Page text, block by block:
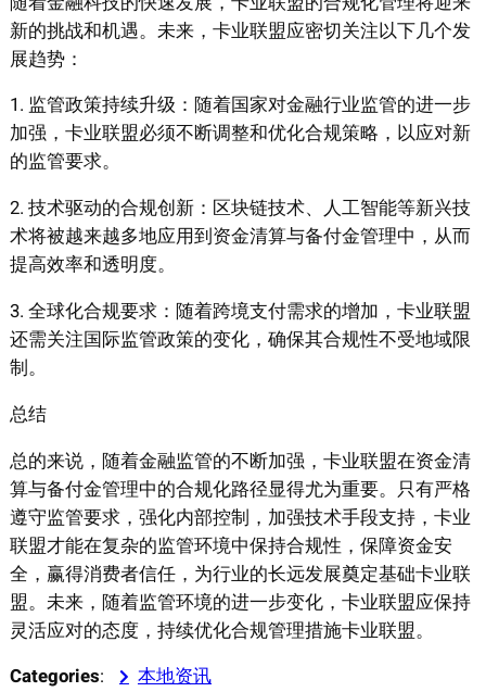
新的挑战和机遇。未来，卡业联盟应密切关注以下几个发
展趋势：
1. 监管政策持续升级：随着国家对金融行业监管的进一步
加强，卡业联盟必须不断调整和优化合规策略，以应对新
的监管要求。
2. 技术驱动的合规创新：区块链技术、人工智能等新兴技
术将被越来越多地应用到资金清算与备付金管理中，从而
提高效率和透明度。
3. 全球化合规要求：随着跨境支付需求的增加，卡业联盟
还需关注国际监管政策的变化，确保其合规性不受地域限
制。
总结
总的来说，随着金融监管的不断加强，卡业联盟在资金清
算与备付金管理中的合规化路径显得尤为重要。只有严格
遵守监管要求，强化内部控制，加强技术手段支持，卡业
联盟才能在复杂的监管环境中保持合规性，保障资金安
全，赢得消费者信任，为行业的长远发展奠定基础卡业联
盟。未来，随着监管环境的进一步变化，卡业联盟应保持
灵活应对的态度，持续优化合规管理措施卡业联盟。
Categories: 本地资讯